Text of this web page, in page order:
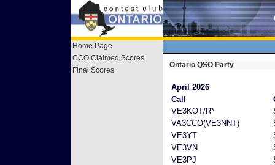
Home Page
CCO Claimed Scores
Final Scores
Ontario QSO Party
April 2026
Call
VE3KOT/R*
VA3CCO(VE3NNT)
VE3YT
VE3VN
VE3PJ